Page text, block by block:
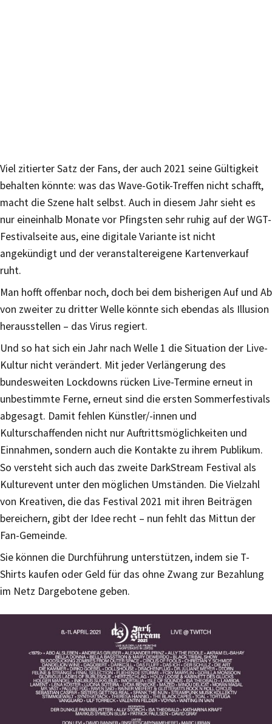
Viel zitierter Satz der Fans, der auch 2021 seine Gültigkeit
behalten könnte: was das Wave-Gotik-Treffen nicht schafft,
macht die Szene halt selbst. Auch in diesem Jahr sieht es
nur eineinhalb Monate vor Pfingsten sehr ruhig auf der WGT-
Festivalseite aus, eine digitale Variante ist nicht
angekündigt und der veranstaltereigene Kartenverkauf
ruht.
Man hofft offenbar noch, doch bei dem bisherigen Auf und Ab
von zweiter zu dritter Welle könnte sich ebendas als Illusion
herausstellen – das Virus regiert.
Und so hat sich ein Jahr nach Welle 1 die Situation der Live-
Kultur nicht verändert. Mit jeder Verlängerung des
bundesweiten Lockdowns rücken Live-Termine erneut in
unbestimmte Ferne, erneut sind die ersten Sommerfestivals
abgesagt. Damit fehlen Künstler/-innen und
Kulturschaffenden nicht nur Auftrittsmöglichkeiten und
Einnahmen, sondern auch die Kontakte zu ihrem Publikum.
So versteht sich auch das zweite DarkStream Festival als
Kulturevent unter den möglichen Umständen. Die Vielzahl
von Kreativen, die das Festival 2021 mit ihren Beiträgen
bereichern, gibt der Idee recht – nun fehlt das Mittun der
Fan-Gemeinde.
Sie können die Durchführung unterstützen, indem sie T-
Shirts kaufen oder Geld für das ohne Zwang zur Bezahlung
im Netz Dargebotene geben.